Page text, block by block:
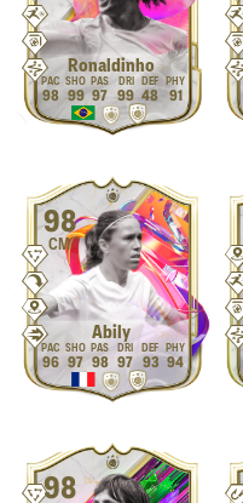
Ronaldinho
98 99 97 99 48 91
98
CM
Abily
96 97 98 97 93 94
98